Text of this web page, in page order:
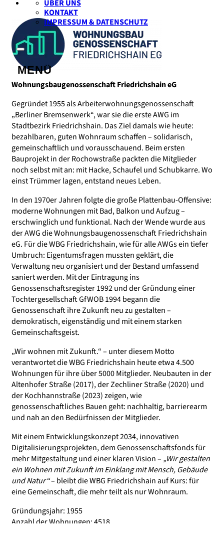
ÜBER UNS
KONTAKT
IMPRESSUM & DATENSCHUTZ
Wohnungsbaugenossenschaft Friedrichshain eG
Gegründet 1955 als Arbeiterwohnungsgenossenschaft
„Berliner Bremsenwerk“, war sie die erste AWG im
Stadtbezirk Friedrichshain. Das Ziel damals wie heute:
bezahlbaren, guten Wohnraum schaffen – solidarisch,
gemeinschaftlich und vorausschauend. Beim ersten
Bauprojekt in der Rochowstraße packten die Mitglieder
noch selbst mit an: mit Hacke, Schaufel und Schubkarre. Wo
einst Trümmer lagen, entstand neues Leben.
In den 1970er Jahren folgte die große Plattenbau-Offensive:
moderne Wohnungen mit Bad, Balkon und Aufzug –
erschwinglich und funktional. Nach der Wende wurde aus
der AWG die Wohnungsbaugenossenschaft Friedrichshain
eG. Für die WBG Friedrichshain, wie für alle AWGs ein tiefer
Umbruch: Eigentumsfragen mussten geklärt, die
Verwaltung neu organisiert und der Bestand umfassend
saniert werden. Mit der Eintragung ins
Genossenschaftsregister 1992 und der Gründung einer
Tochtergesellschaft GfWOB 1994 begann die
Genossenschaft ihre Zukunft neu zu gestalten –
demokratisch, eigenständig und mit einem starken
Gemeinschaftsgeist.
„Wir wohnen mit Zukunft.“ – unter diesem Motto
verantwortet die WBG Friedrichshain heute etwa 4.500
Wohnungen für ihre über 5000 Mitglieder. Neubauten in der
Altenhofer Straße (2017), der Zechliner Straße (2020) und
der Kochhannstraße (2023) zeigen, wie
genossenschaftliches Bauen geht: nachhaltig, barrierearm
und nah an den Bedürfnissen der Mitglieder.
Mit einem Entwicklungskonzept 2034, innovativen
Digitalisierungsprojekten, dem Genossenschaftsfonds für
mehr Mitgestaltung und einer klaren Vision – „Wir gestalten
ein Wohnen mit Zukunft im Einklang mit Mensch, Gebäude
und Natur“– bleibt die WBG Friedrichshain auf Kurs: für
eine Gemeinschaft, die mehr teilt als nur Wohnraum.
Gründungsjahr: 1955
Anzahl der Wohnungen: 4518